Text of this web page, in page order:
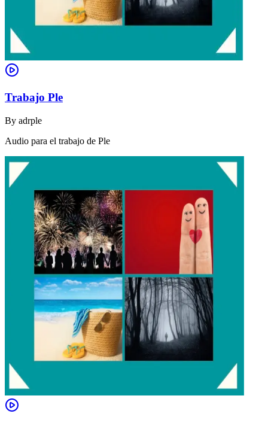
Trabajo Ple
By adrple
Audio para el trabajo de Ple